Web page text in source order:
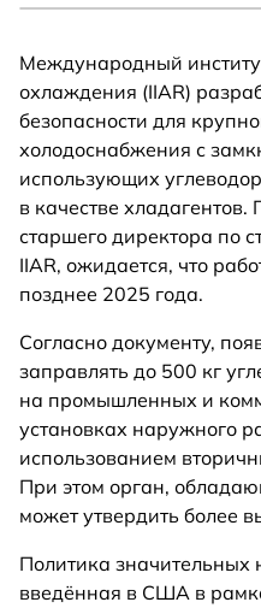
Международный
охлаждения (IIAR)
безопасности для
холодоснабжения с
использующих
в качестве
старшего директора по
IIAR, ожидается, что
позднее 2025 года.
Согласно документу,
заправлять до 500 кг
на промышленных и
установках наружного
использованием
При этом орган,
может утвердить более
Политика значительных
введённая в США в